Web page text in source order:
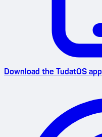
Download the TudatOS app